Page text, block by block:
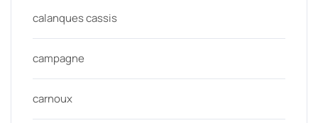
calanques cassis
campagne
carnoux